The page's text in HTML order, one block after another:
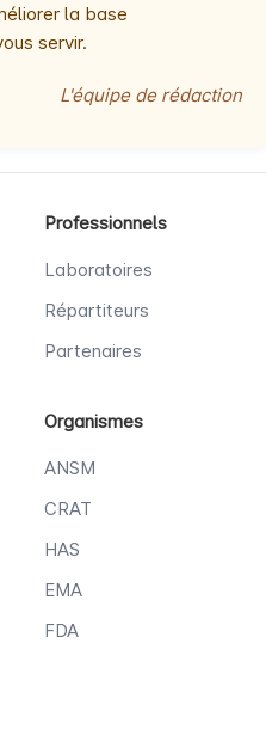
la base
servir.
L'équipe de rédaction
Professionnels
Laboratoires
Répartiteurs
Partenaires
Organismes
ANSM
CRAT
HAS
EMA
FDA